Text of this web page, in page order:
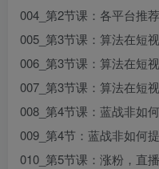
004_第2节课：各平台推
005_第3节课：算法在短
006_第3节课：算法在短
007_第3节课：算法在短
008_第4节课：蓝战非如
009_第4节：蓝战非如何
010_第5节课：涨粉，直